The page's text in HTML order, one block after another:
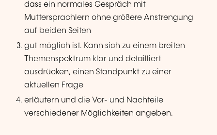
dass ein normales Gespräch mit
Muttersprachlern ohne größere Anstrengung
auf beiden Seiten
gut möglich ist. Kann sich zu einem breiten
Themenspektrum klar und detailliert
ausdrücken, einen Standpunkt zu einer
aktuellen Frage
erläutern und die Vor- und Nachteile
verschiedener Möglichkeiten angeben.